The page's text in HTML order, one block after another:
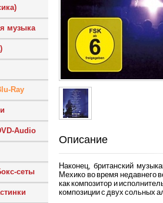
музыка
Ray
Audio
сеты
Описание
Наконец, британский
Мехико во время недавнего
как композитор и
композиции с двух сольных